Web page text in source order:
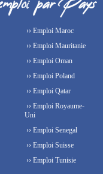
›› Emploi Maroc
›› Emploi Mauritanie
›› Emploi Oman
›› Emploi Poland
›› Emploi Qatar
›› Emploi Royaume-
Uni
›› Emploi Senegal
›› Emploi Suisse
›› Emploi Tunisie